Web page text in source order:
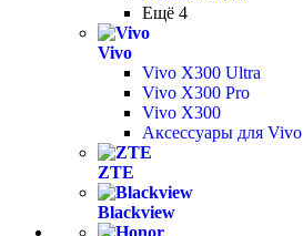
Ещё 4
Vivo
Vivo X300 Ultra
Vivo X300 Pro
Vivo X300
Аксессуары для Vivo
ZTE
Blackview